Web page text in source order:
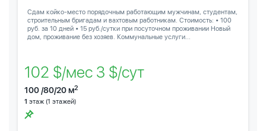
Сдам койко-место порядочным работающим мужчинам, студентам,
строительным бригадам и вахтовым работникам. Стоимость: • 100
руб. за 10 дней • 15 руб./сутки при посуточном проживании Новый
дом, проживание без хозяев. Коммунальные услуги...
102 $/мес 3 $/сут
100 /80/20 м2
1 этаж (1 этажей)